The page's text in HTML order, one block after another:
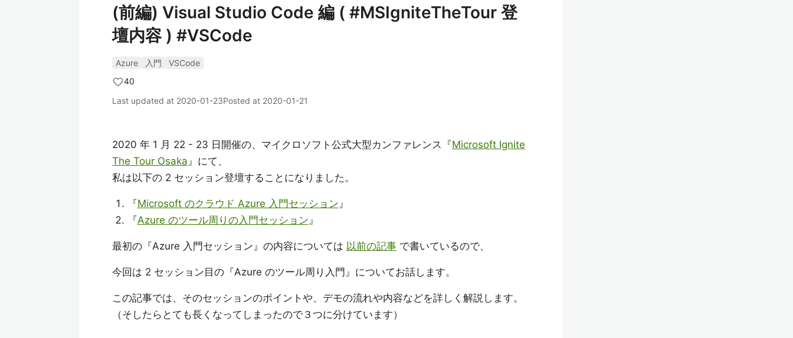
(前編) Visual Studio Code 編 ( #MSIgniteTheTour 登
壇内容 ) #VSCode
Azure 入門
VSCode
40
Last updated at 2020-01-23Posted at 2020-01-21
2020 年 1 月 22 - 23 日開催の、マイクロソフト公式大型カンファレンス『Microsoft Ignite
The Tour Osaka』にて、
私は以下の 2 セッション登壇することになりました。
『Microsoft のクラウド Azure 入門セッション』
『Azure のツール周りの入門セッション』
最初の『Azure 入門セッション』の内容については 以前の記事 で書いているので、
今回は 2 セッション目の『Azure のツール周り入門』についてお話します。
この記事では、そのセッションのポイントや、デモの流れや内容などを詳しく解説します。
（そしたらとても長くなってしまったので３つに分けています）